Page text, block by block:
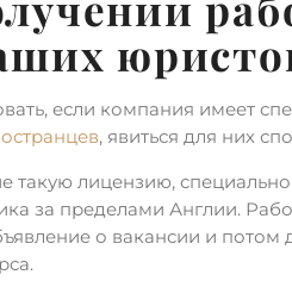
если компания имеет
, явиться для них
лицензию,
за пределами Англии.
о вакансии и потом